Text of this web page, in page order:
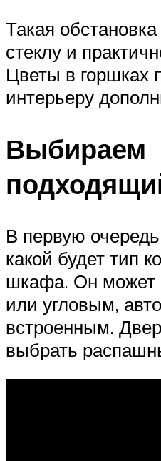
Такая
стеклу и
Цветы в горшках
интерьеру
Выбираем
В первую
какой будет тип
шкафа. Он
или угловым,
встроенным.
выбрать